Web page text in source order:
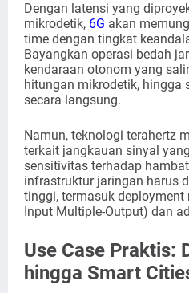
Dengan latensi yang
mikrodetik, 6G akan
time dengan tingkat
Bayangkan operasi bedah
kendaraan otonom yang
hitungan mikrodetik, hingga
secara langsung.
Namun, teknologi terahertz
terkait jangkauan sinyal
sensitivitas terhadap
infrastruktur jaringan harus
tinggi, termasuk
Input Multiple-Output) dan
Use Case Praktis:
hingga Smart